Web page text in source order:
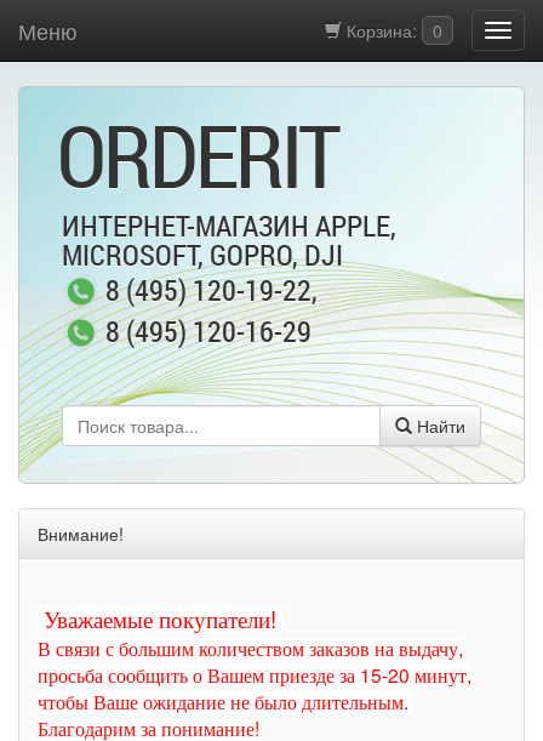
Корзина: 0
Меню
ORDERIT
ИНТЕРНЕТ-МАГАЗИН APPLE,
MICROSOFT, GOPRO, DJI
8 (495) 120-19-22,
8 (495) 120-16-29
Найти
Внимание!
Уважаемые покупатели!
В связи с большим количеством заказов на выдачу,
просьба сообщить о Вашем приезде за 15-20 минут,
чтобы Ваше ожидание не было длительным.
Благодарим за понимание!